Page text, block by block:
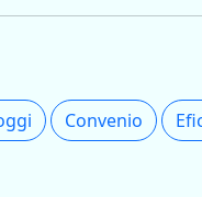
Convenio